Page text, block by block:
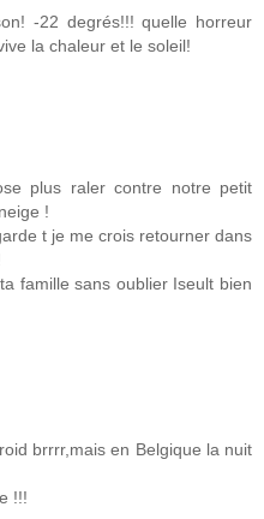
-22 degrés!!! quelle horreur
la chaleur et le soleil!
plus raler contre notre petit
!
t je me crois retourner dans
famille sans oublier Iseult bien
brrrr,mais en Belgique la nuit
!!!